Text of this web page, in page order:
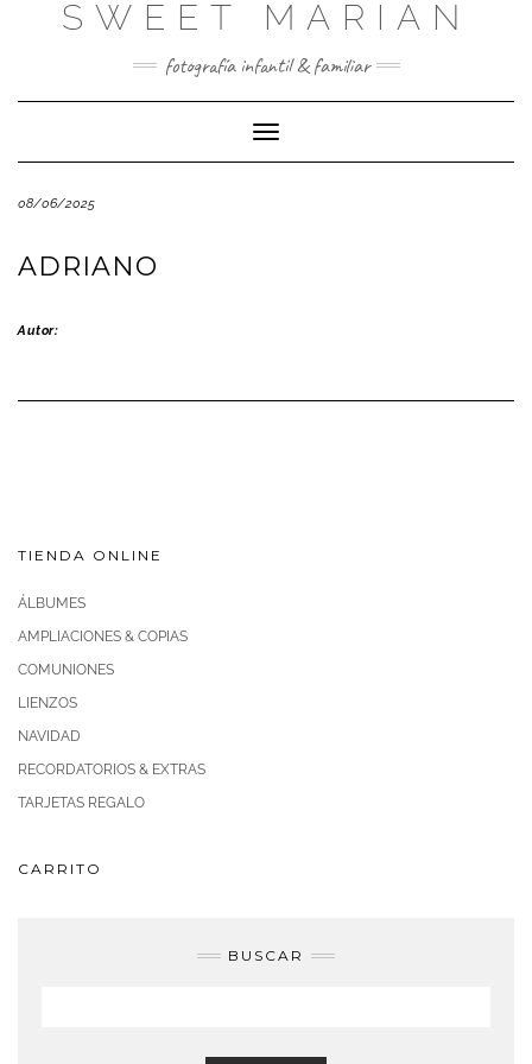
SWEET MARIAN
fotografía infantil & familiar
Cambiar
modo
08/06/2025
ADRIANO
Autor:
TIENDA ONLINE
ÁLBUMES
AMPLIACIONES & COPIAS
COMUNIONES
LIENZOS
NAVIDAD
RECORDATORIOS & EXTRAS
TARJETAS REGALO
CARRITO
BUSCAR